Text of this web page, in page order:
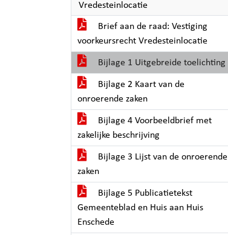
Vredesteinlocatie
Brief aan de raad: Vestiging
voorkeursrecht Vredesteinlocatie
Bijlage 1 Uitgebreide toelichting
Bijlage 2 Kaart van de
onroerende zaken
Bijlage 4 Voorbeeldbrief met
zakelijke beschrijving
Bijlage 3 Lijst van de onroerende
zaken
Bijlage 5 Publicatietekst
Gemeenteblad en Huis aan Huis
Enschede